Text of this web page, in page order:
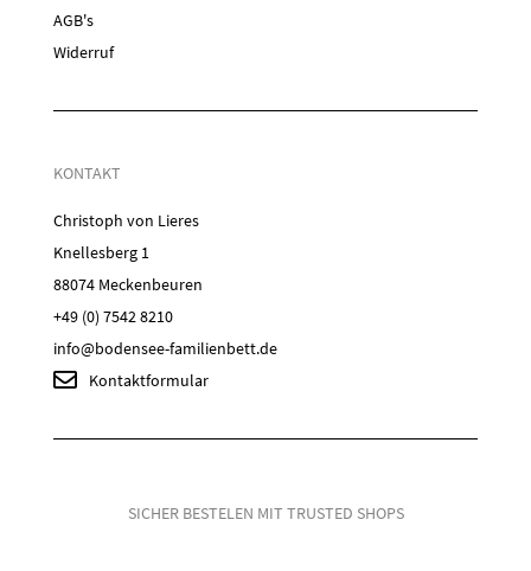
AGB's
Widerruf
KONTAKT
Christoph von Lieres
Knellesberg 1
88074 Meckenbeuren
+49 (0) 7542 8210
info@bodensee-familienbett.de
Kontaktformular
SICHER BESTELEN MIT TRUSTED SHOPS